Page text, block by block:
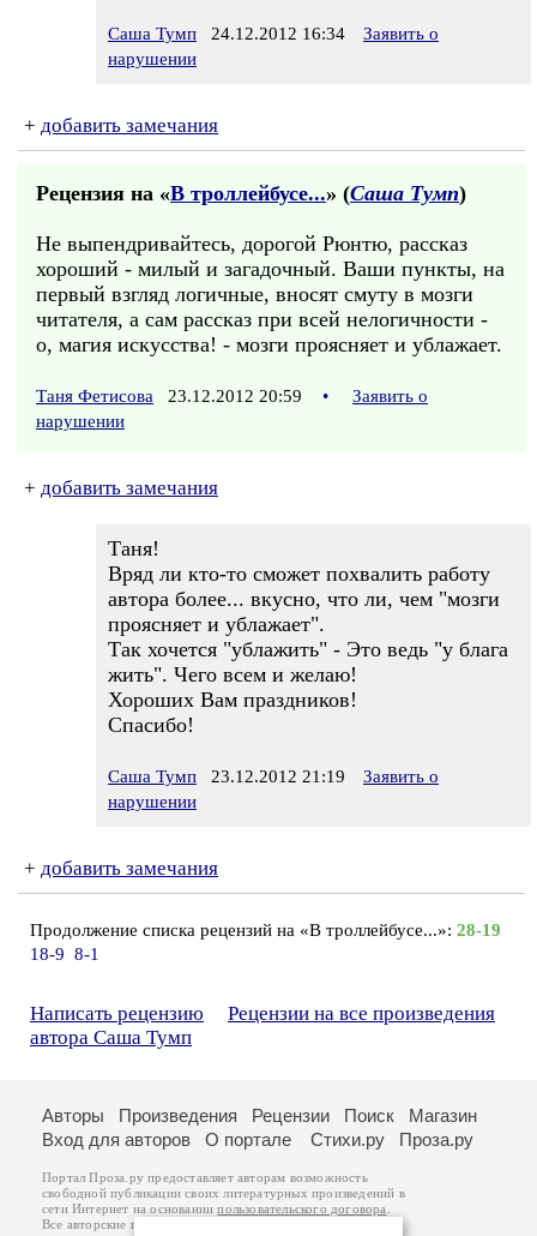
Саша Тумп 24.12.2012 16:34
Заявить о
нарушении
+ добавить замечания
Рецензия на «В троллейбусе...» (Саша Тумп)
Не выпендривайтесь, дорогой Рюнтю, рассказ
хороший - милый и загадочный. Ваши пункты, на
первый взгляд логичные, вносят смуту в мозги
читателя, а сам рассказ при всей нелогичности -
о, магия искусства! - мозги проясняет и ублажает.
Таня Фетисова 23.12.2012 20:59 •
Заявить о
нарушении
+ добавить замечания
Таня!
Вряд ли кто-то сможет похвалить работу
автора более... вкусно, что ли, чем "мозги
проясняет и ублажает".
Так хочется "ублажить" - Это ведь "у блага
жить". Чего всем и желаю!
Хороших Вам праздников!
Спасибо!
Саша Тумп 23.12.2012 21:19
Заявить о
нарушении
+ добавить замечания
Продолжение списка рецензий на «В троллейбусе...»: 28-19
18-9 8-1
Написать рецензию
Рецензии на все произведения
автора Саша Тумп
Авторы Произведения Рецензии Поиск
Магазин
Вход для авторов
О портале Стихи.ру Проза.ру
Портал Проза.ру предоставляет авторам возможность
свободной публикации своих литературных произведений в
сети Интернет на основаниипользовательского договора
Все авторские права на произведения принадлежат авторам